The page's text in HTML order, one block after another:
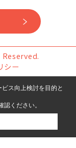
シー
ス向上検討を目的と
認ください。